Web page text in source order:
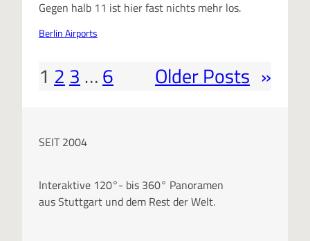
Gegen halb 11 ist hier fast nichts mehr los.
Berlin Airports
1 2 3 …6 Older Posts »
SEIT 2004
Interaktive 120°- bis 360° Panoramen
aus Stuttgart und dem Rest der Welt.